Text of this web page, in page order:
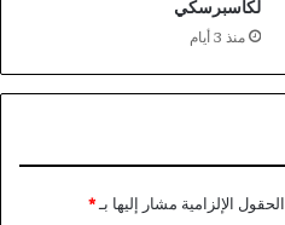
لكاسبرسكي
منذ 3 أيام
الحقول الإلزامية مشار إليها بـ*